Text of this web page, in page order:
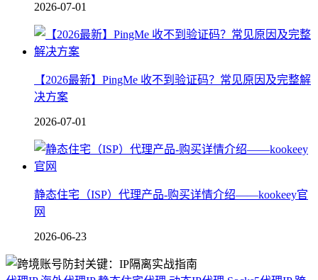
2026-07-01
【2026最新】PingMe 收不到验证码？常见原因及完整解
决方案
2026-07-01
静态住宅（ISP）代理产品-购买详情介绍——kookeey官
网
2026-06-23